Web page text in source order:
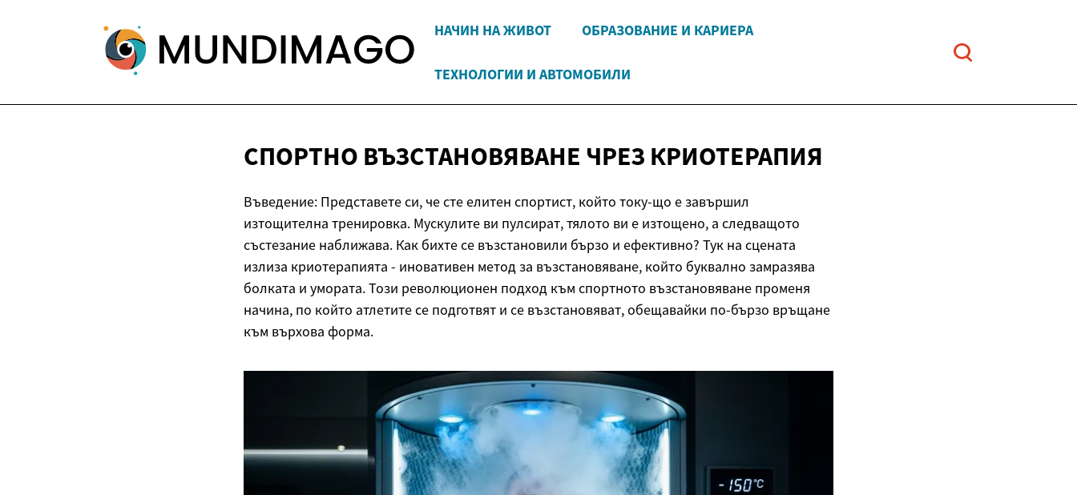
НАЧИН НА ЖИВОТ ОБРАЗОВАНИЕ И КАРИЕРА
ТЕХНОЛОГИИ И АВТОМОБИЛИ
СПОРТНО ВЪЗСТАНОВЯВАНЕ ЧРЕЗ КРИОТЕРАПИЯ
Въведение: Представете си, че сте елитен спортист, който току-що е завършил
изтощителна тренировка. Мускулите ви пулсират, тялото ви е изтощено, а следващото
състезание наближава. Как бихте се възстановили бързо и ефективно? Тук на сцената
излиза криотерапията - иновативен метод за възстановяване, който буквално замразява
болката и умората. Този революционен подход към спортното възстановяване променя
начина, по който атлетите се подготвят и се възстановяват, обещавайки по-бързо връщане
към върхова форма.